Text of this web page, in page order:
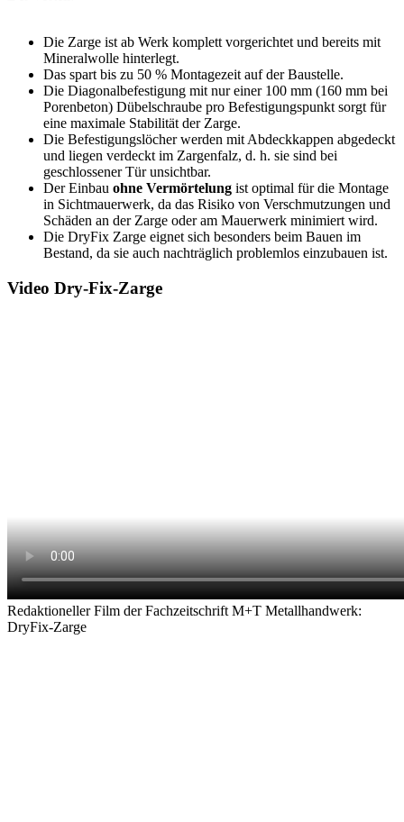
Die Zarge ist ab Werk komplett vorgerichtet und bereits mit
Mineralwolle hinterlegt.
Das spart bis zu 50 % Montagezeit auf der Baustelle.
Die Diagonalbefestigung mit nur einer 100 mm (160 mm bei
Porenbeton) Dübelschraube pro Befestigungspunkt sorgt für
eine maximale Stabilität der Zarge.
Die Befestigungslöcher werden mit Abdeckkappen abgedeckt
und liegen verdeckt im Zargenfalz, d. h. sie sind bei
geschlossener Tür unsichtbar.
Der Einbau ohne Vermörtelung ist optimal für die Montage
in Sichtmauerwerk, da das Risiko von Verschmutzungen und
Schäden an der Zarge oder am Mauerwerk minimiert wird.
Die DryFix Zarge eignet sich besonders beim Bauen im
Bestand, da sie auch nachträglich problemlos einzubauen ist.
Video Dry-Fix-Zarge
Redaktioneller Film der Fachzeitschrift M+T Metallhandwerk:
DryFix-Zarge